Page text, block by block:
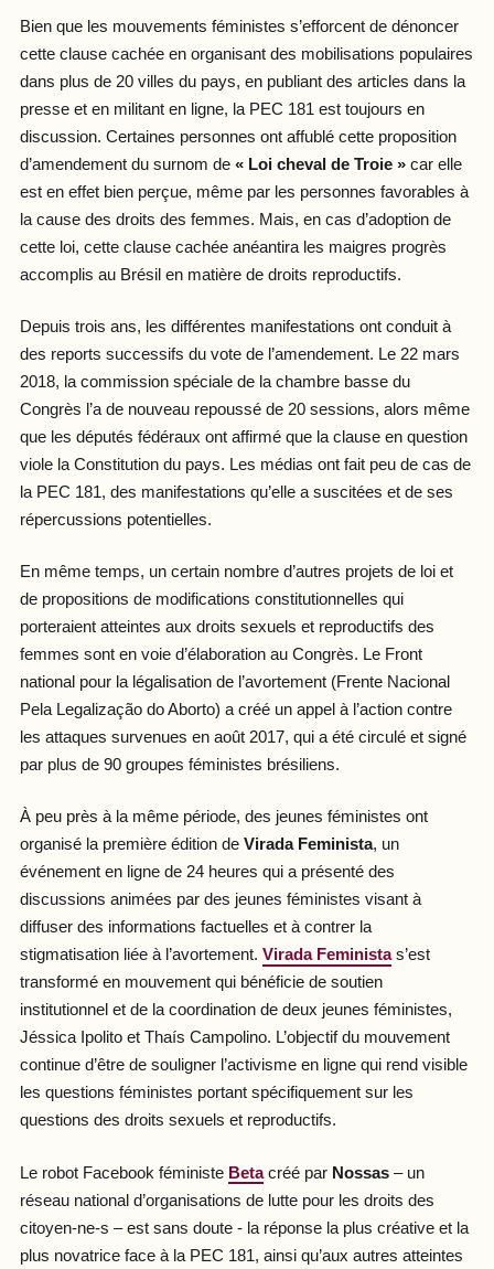
Bien que les mouvements féministes s’efforcent de dénoncer
cette clause cachée en organisant des mobilisations populaires
dans plus de 20 villes du pays, en publiant des articles dans la
presse et en militant en ligne, la PEC 181 est toujours en
discussion. Certaines personnes ont affublé cette proposition
d’amendement du surnom de « Loi cheval de Troie »car elle
est en effet bien perçue, même par les personnes favorables à
la cause des droits des femmes. Mais, en cas d’adoption de
cette loi, cette clause cachée anéantira les maigres progrès
accomplis au Brésil en matière de droits reproductifs.
Depuis trois ans, les différentes manifestations ont conduit à
des reports successifs du vote de l’amendement. Le 22 mars
2018, la commission spéciale de la chambre basse du
Congrès l’a de nouveau repoussé de 20 sessions, alors même
que les députés fédéraux ont affirmé que la clause en question
viole la Constitution du pays. Les médias ont fait peu de cas de
la PEC 181, des manifestations qu’elle a suscitées et de ses
répercussions potentielles.
En même temps, un certain nombre d’autres projets de loi et
de propositions de modifications constitutionnelles qui
porteraient atteintes aux droits sexuels et reproductifs des
femmes sont en voie d’élaboration au Congrès. Le Front
national pour la légalisation de l’avortement (Frente Nacional
Pela Legalização do Aborto) a créé un appel à l’action contre
les attaques survenues en août 2017, qui a été circulé et signé
par plus de 90 groupes féministes brésiliens.
À peu près à la même période, des jeunes féministes ont
organisé la première édition de Virada Feminista, un
événement en ligne de 24 heures qui a présenté des
discussions animées par des jeunes féministes visant à
diffuser des informations factuelles et à contrer la
stigmatisation liée à l’avortement. Virada Feministas’est
transformé en mouvement qui bénéficie de soutien
institutionnel et de la coordination de deux jeunes féministes,
Jéssica Ipolito et Thaís Campolino. L’objectif du mouvement
continue d’être de souligner l’activisme en ligne qui rend visible
les questions féministes portant spécifiquement sur les
questions des droits sexuels et reproductifs.
Le robot Facebook féministe Betacréé par Nossas– un
réseau national d’organisations de lutte pour les droits des
citoyen-ne-s – est sans doute - la réponse la plus créative et la
plus novatrice face à la PEC 181, ainsi qu’aux autres atteintes